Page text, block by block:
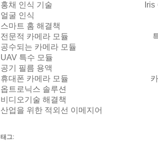
홍채 인식 기술 Iris 솔
얼굴 인식 VR 하이 엔
스마트 홈 해결책 지적
전문적 카메라 모듈 특별히 작
공수되는 카메라 모듈
UAV 특수 모듈 드론
공기 필름 용액 광학 기
휴대폰 카메라 모듈 카메
옵트로닉스 솔루션 영상
비디오기술 해결책 광전
산업을 위한 적외선 이메지어
태그: